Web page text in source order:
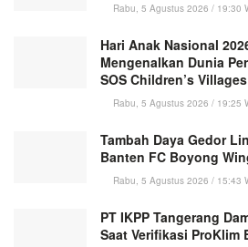
Rabu, 5 Agustus 2026 / 19:30
Hari Anak Nasional
Mengenalkan Dunia
SOS Children’s Villages
Rabu, 5 Agustus 2026 / 19:25
Tambah Daya Gedor
Banten FC Boyong
Rabu, 5 Agustus 2026 / 15:43
PT IKPP Tangerang
Saat Verifikasi ProKlim